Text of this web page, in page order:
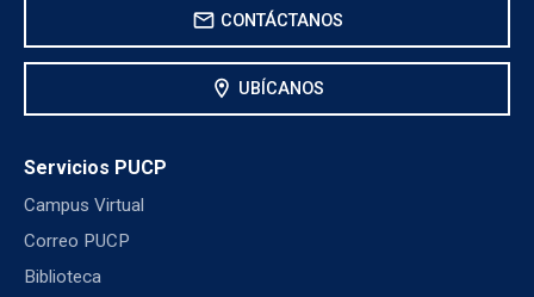
mail CONTÁCTANOS
location_on UBÍCANOS
Servicios PUCP
Campus Virtual
Correo PUCP
Biblioteca